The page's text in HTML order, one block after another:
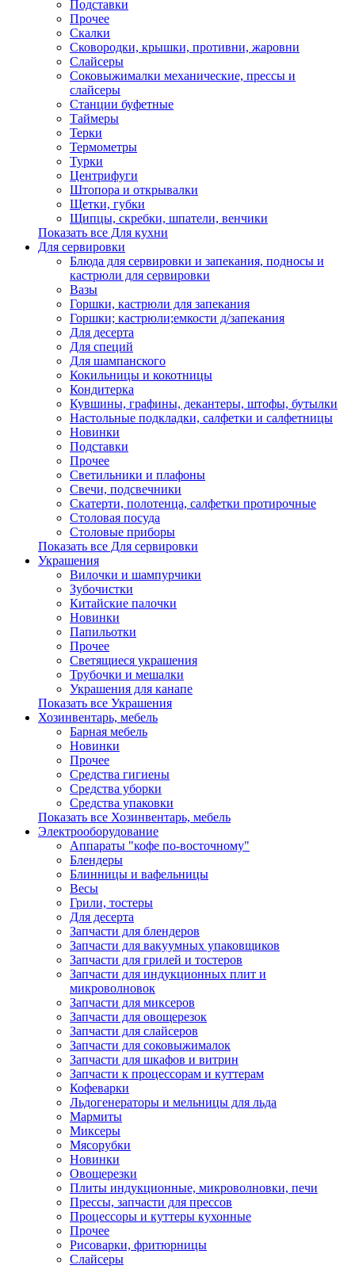
Подставки
Прочее
Скалки
Сковородки, крышки, противни, жаровни
Слайсеры
Соковыжималки механические, прессы и
слайсеры
Станции буфетные
Таймеры
Терки
Термометры
Турки
Центрифуги
Штопора и открывалки
Щетки, губки
Щипцы, скребки, шпатели, венчики
Показать все Для кухни
Для сервировки
Блюда для сервировки и запекания, подносы и
кастрюли для сервировки
Вазы
Горшки, кастрюли для запекания
Горшки; кастрюли;емкости д/запекания
Для десерта
Для специй
Для шампанского
Кокильницы и кокотницы
Кондитерка
Кувшины, графины, декантеры, штофы, бутылки
Настольные подкладки, салфетки и салфетницы
Новинки
Подставки
Прочее
Светильники и плафоны
Свечи, подсвечники
Скатерти, полотенца, салфетки протирочные
Столовая посуда
Столовые приборы
Показать все Для сервировки
Украшения
Вилочки и шампурчики
Зубочистки
Китайские палочки
Новинки
Папильотки
Прочее
Светящиеся украшения
Трубочки и мешалки
Украшения для канапе
Показать все Украшения
Хозинвентарь, мебель
Барная мебель
Новинки
Прочее
Средства гигиены
Средства уборки
Средства упаковки
Показать все Хозинвентарь, мебель
Электрооборудование
Аппараты "кофе по-восточному"
Блендеры
Блинницы и вафельницы
Весы
Грили, тостеры
Для десерта
Запчасти для блендеров
Запчасти для вакуумных упаковщиков
Запчасти для грилей и тостеров
Запчасти для индукционных плит и
микроволновок
Запчасти для миксеров
Запчасти для овощерезок
Запчасти для слайсеров
Запчасти для соковыжималок
Запчасти для шкафов и витрин
Запчасти к процессорам и куттерам
Кофеварки
Льдогенераторы и мельницы для льда
Мармиты
Миксеры
Мясорубки
Новинки
Овощерезки
Плиты индукционные, микроволновки, печи
Прессы, запчасти для прессов
Процессоры и куттеры кухонные
Прочее
Рисоварки, фритюрницы
Слайсеры